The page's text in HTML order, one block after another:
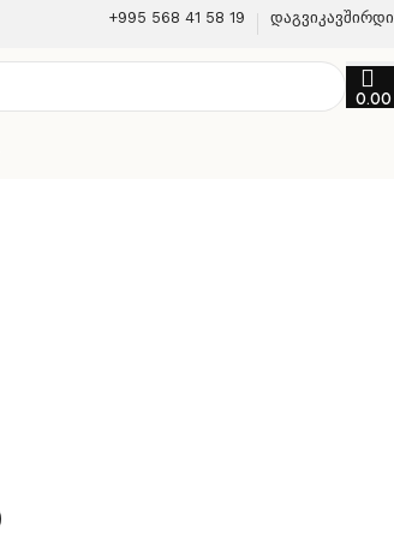
+995 568 41 58 19
0.00